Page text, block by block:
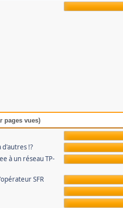
pages vues)
d'autres !?
à un réseau TP-
SFR